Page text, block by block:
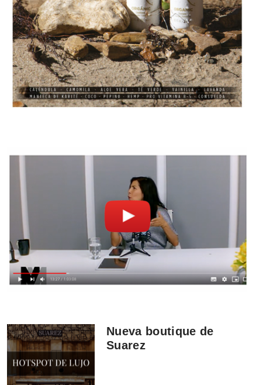
Nueva boutique de
Suarez